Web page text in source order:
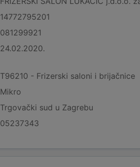
14772795201
081299921
24.02.2020.
T96210 - Frizerski saloni i brijačnice
Mikro
Trgovački sud u Zagrebu
05237343